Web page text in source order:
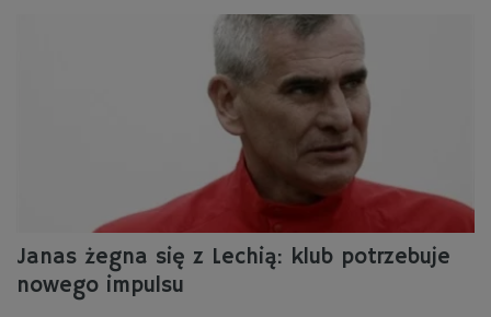
Janas żegna się z Lechią: klub potrzebuje
nowego impulsu